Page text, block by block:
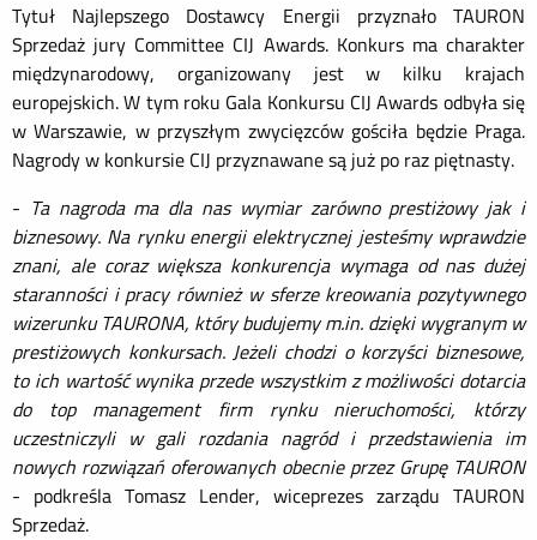
Tytuł Najlepszego Dostawcy Energii przyznało TAURON
Sprzedaż jury Committee CIJ Awards. Konkurs ma charakter
międzynarodowy, organizowany jest w kilku krajach
europejskich. W tym roku Gala Konkursu CIJ Awards odbyła się
w Warszawie, w przyszłym zwycięzców gościła będzie Praga.
Nagrody w konkursie CIJ przyznawane są już po raz piętnasty.
- Ta nagroda ma dla nas wymiar zarówno prestiżowy jak i
biznesowy. Na rynku energii elektrycznej jesteśmy wprawdzie
znani, ale coraz większa konkurencja wymaga od nas dużej
staranności i pracy również w sferze kreowania pozytywnego
wizerunku TAURONA, który budujemy m.in. dzięki wygranym w
prestiżowych konkursach. Jeżeli chodzi o korzyści biznesowe,
to ich wartość wynika przede wszystkim z możliwości dotarcia
do top management firm rynku nieruchomości, którzy
uczestniczyli w gali rozdania nagród i przedstawienia im
nowych rozwiązań oferowanych obecnie przez Grupę TAURON
- podkreśla Tomasz Lender, wiceprezes zarządu TAURON
Sprzedaż.